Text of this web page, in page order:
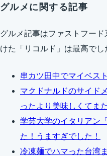
グルメに関する記事
グルメ記事はファストフー
けた「リコルド」は最高でし
串カツ田中でマイベス
マクドナルドのサイド
ったより美味しくてま
学芸大学のイタリアン
た！うますぎでした！
冷凍麺でハマった台湾